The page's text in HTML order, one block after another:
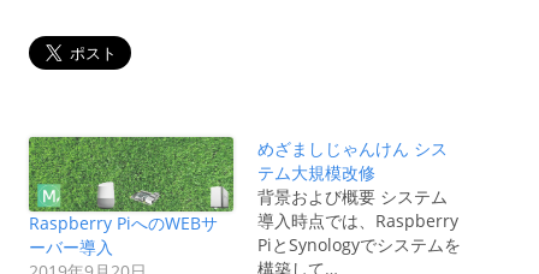
Raspberry PiへのWEBサ
ーバー導入
めざましじゃんけん シス
テム大規模改修
背景および概要 システム
導入時点では、Raspberry
PiとSynologyでシステムを
構築して…